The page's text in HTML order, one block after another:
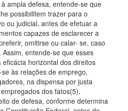
ampla defesa, entende-se que
possibilitem trazer para o
ou judicial, antes de efetuar a
capazes de esclarecer a
omitirse ou calar- se, caso
entende-se que esses
horizontal dos direitos
às relações de emprego,
na dispensa por justa
dos fatos(5),
de defesa, conforme determina